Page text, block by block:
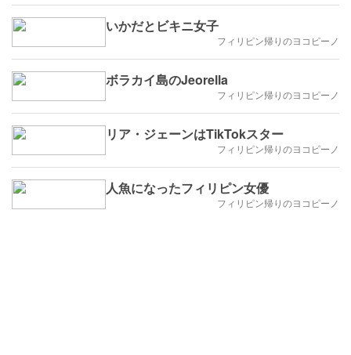
いかだとビキニ女子
フィリピン帰りのヨコピーノ
ボラカイ島のJeorella
フィリピン帰りのヨコピーノ
リア・ジェーンはTikTokスター
フィリピン帰りのヨコピーノ
人魚になったフィリピン女優
フィリピン帰りのヨコピーノ